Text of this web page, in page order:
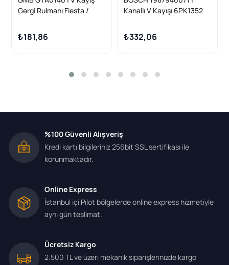
Gergi Rulmanı Fiesta /
Partner 1.4 TDCI / 1.4 HDI
02-11
₺181,86
Kanallı V Kayışı 6PK1352
Ford Focus / Mercedes
M111 / VW T4
₺332,06
%100 Güvenli Alışveriş
Kredi kartı bilgileriniz 256bit SSL sertifikası ile
korunmaktadır.
Online Express
İstanbul içi Pilot bölgelerde online express hizmetiyle
aynı gün teslimat.
Ücretsiz Kargo
2.500 TL ve üzeri mekanik siparişlerinizde kargo